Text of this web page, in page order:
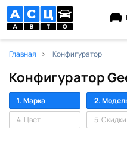
Главная Конфигуратор
Конфигуратор
1. Марка 2.
4. Цвет
5. Скидки